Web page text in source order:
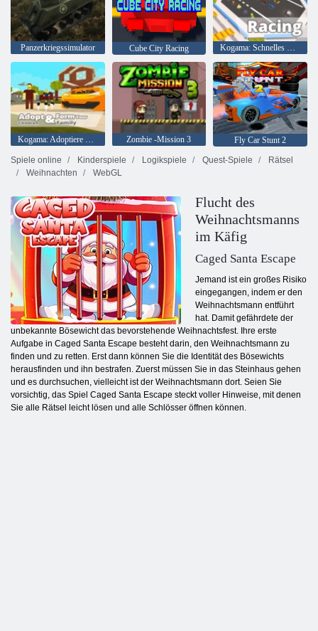
Panzerkriegssimulator Cube City Racing Kogama: Schnelles Rennen
Kogama: Adoptiere Kinder und bilde deine Familie Zombie -Mission 3
Fly Car Stunt 2
Spiele online
Kinderspiele Logikspiele Quest-Spiele
Rätsel
Weihnachten
WebGL
Flucht des
Weihnachtsmanns
im Käfig
Caged Santa Escape
Jemand ist ein großes Risiko
eingegangen, indem er den
Weihnachtsmann entführt
hat. Damit gefährdete der
unbekannte Bösewicht das bevorstehende Weihnachtsfest. Ihre erste
Aufgabe in Caged Santa Escape besteht darin, den Weihnachtsmann zu
finden und zu retten. Erst dann können Sie die Identität des Bösewichts
herausfinden und ihn bestrafen. Zuerst müssen Sie in das Steinhaus gehen
und es durchsuchen, vielleicht ist der Weihnachtsmann dort. Seien Sie
vorsichtig, das Spiel Caged Santa Escape steckt voller Hinweise, mit denen
Sie alle Rätsel leicht lösen und alle Schlösser öffnen können.